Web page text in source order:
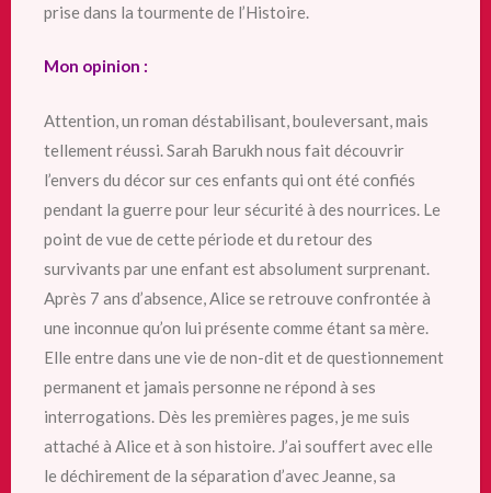
prise dans la tourmente de l’Histoire.
Mon opinion :
Attention, un roman déstabilisant, bouleversant, mais
tellement réussi. Sarah Barukh nous fait découvrir
l’envers du décor sur ces enfants qui ont été confiés
pendant la guerre pour leur sécurité à des nourrices. Le
point de vue de cette période et du retour des
survivants par une enfant est absolument surprenant.
Après 7 ans d’absence, Alice se retrouve confrontée à
une inconnue qu’on lui présente comme étant sa mère.
Elle entre dans une vie de non-dit et de questionnement
permanent et jamais personnene répond à ses
interrogations. Dès les premières pages, je me suis
attaché à Alice et à son histoire. J’ai souffert avec elle
le déchirement de la séparation d’avec Jeanne, sa